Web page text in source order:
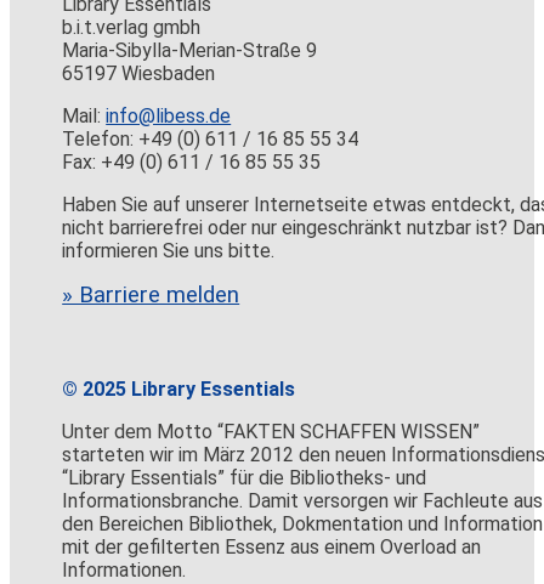
Library Essentials
b.i.t.verlag gmbh
Maria-Sibylla-Merian-Straße 9
65197 Wiesbaden
Mail:info@libess.de
Telefon: +49 (0) 611 / 16 85 55 34
Fax: +49 (0) 611 / 16 85 55 35
Haben Sie auf unserer Internetseite etwas entdeckt,
nicht barrierefrei oder nur eingeschränkt nutzbar ist?
informieren Sie uns bitte.
» Barriere melden
© 2025 Library Essentials
Unter dem Motto “FAKTEN SCHAFFEN WISSEN”
starteten wir im März 2012 den neuen
“Library Essentials” für die Bibliotheks- und
Informationsbranche. Damit versorgen wir Fachleute aus
den Bereichen Bibliothek, Dokmentation und Information
mit der gefilterten Essenz aus einem Overload an
Informationen.